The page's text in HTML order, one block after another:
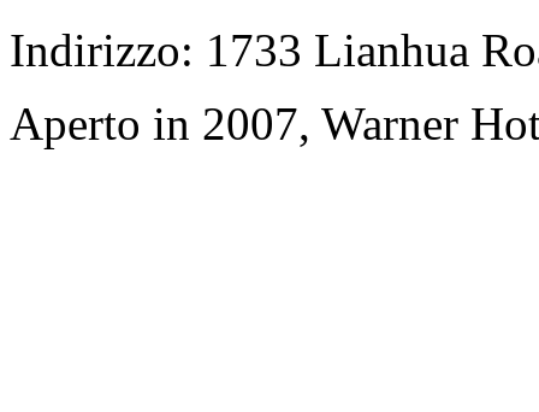
Indirizzo: 1733 Lianhua
Aperto in 2007, Warner